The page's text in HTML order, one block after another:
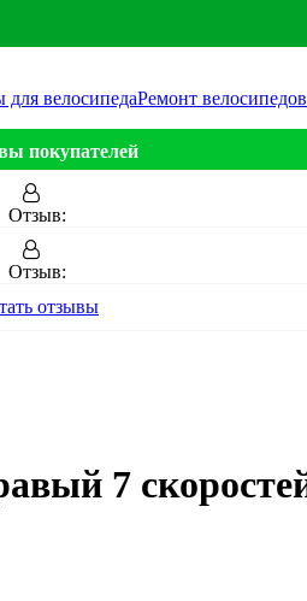
для велосипедаРемонт велосипедов
покупателей
Отзыв:
Отзыв:
отзывы
7